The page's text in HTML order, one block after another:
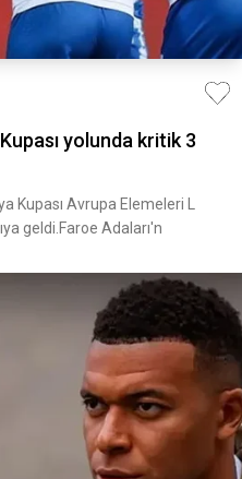
yolunda kritik 3
Kupası Avrupa Elemeleri L
geldi.Faroe Adaları'n